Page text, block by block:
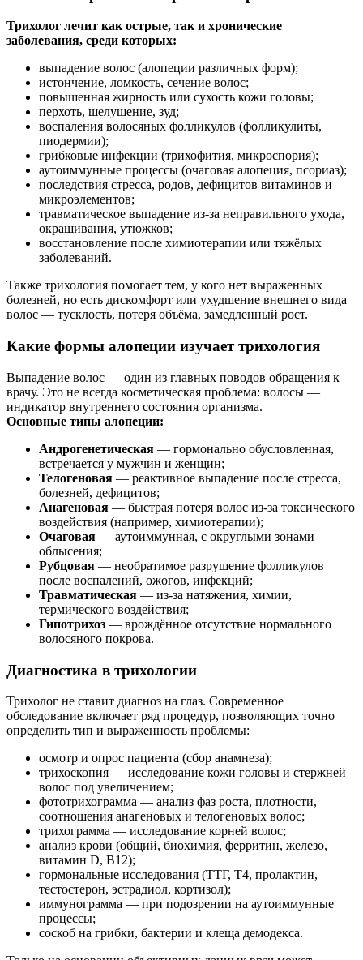
Трихолог лечит как острые, так и хронические
заболевания, среди которых:
выпадение волос (алопеции различных форм);
истончение, ломкость, сечение волос;
повышенная жирность или сухость кожи головы;
перхоть, шелушение, зуд;
воспаления волосяных фолликулов (фолликулиты,
пиодермии);
грибковые инфекции (трихофития, микроспория);
аутоиммунные процессы (очаговая алопеция, псориаз);
последствия стресса, родов, дефицитов витаминов и
микроэлементов;
травматическое выпадение из-за неправильного ухода,
окрашивания, утюжков;
восстановление после химиотерапии или тяжёлых
заболеваний.
Также трихология помогает тем, у кого нет выраженных
болезней, но есть дискомфорт или ухудшение внешнего вида
волос — тусклость, потеря объёма, замедленный рост.
Какие формы алопеции изучает трихология
Выпадение волос — один из главных поводов обращения к
врачу. Это не всегда косметическая проблема: волосы —
индикатор внутреннего состояния организма.
Основные типы алопеции:
Андрогенетическая — гормонально обусловленная,
встречается у мужчин и женщин;
Телогеновая — реактивное выпадение после стресса,
болезней, дефицитов;
Анагеновая — быстрая потеря волос из-за токсического
воздействия (например, химиотерапии);
Очаговая — аутоиммунная, с округлыми зонами
облысения;
Рубцовая — необратимое разрушение фолликулов
после воспалений, ожогов, инфекций;
Травматическая — из-за натяжения, химии,
термического воздействия;
Гипотрихоз — врождённое отсутствие нормального
волосяного покрова.
Диагностика в трихологии
Трихолог не ставит диагноз на глаз. Современное
обследование включает ряд процедур, позволяющих точно
определить тип и выраженность проблемы:
осмотр и опрос пациента (сбор анамнеза);
трихоскопия — исследование кожи головы и стержней
волос под увеличением;
фототрихограмма — анализ фаз роста, плотности,
соотношения анагеновых и телогеновых волос;
трихограмма — исследование корней волос;
анализ крови (общий, биохимия, ферритин, железо,
витамин D, В12);
гормональные исследования (ТТГ, Т4, пролактин,
тестостерон, эстрадиол, кортизол);
иммунограмма — при подозрении на аутоиммунные
процессы;
соскоб на грибки, бактерии и клеща демодекса.